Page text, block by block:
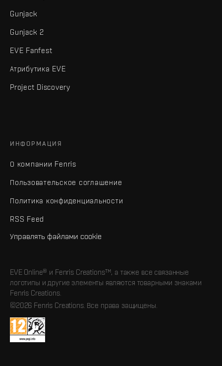
Gunjack
Gunjack 2
EVE Fanfest
Атрибутика EVE
Project Discovery
ИНФОРМАЦИЯ
О компании Fenris
Пользовательское соглашение
Политика конфиденциальности
RSS Feed
Управлять файлами cookie
EVE Online® и Fenris Creations™, а также все связанные
логотипы и другие элементы являются товарными знаками
Fenris Creations.
©2026 Fenris Creations. Все права защищены.